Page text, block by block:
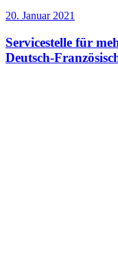
20. Januar 2021
Servicestelle für
Deutsch-